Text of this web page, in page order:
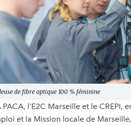
de fibre optique 100 % féminine
PACA, l’E2C Marseille et le
et la Mission locale de